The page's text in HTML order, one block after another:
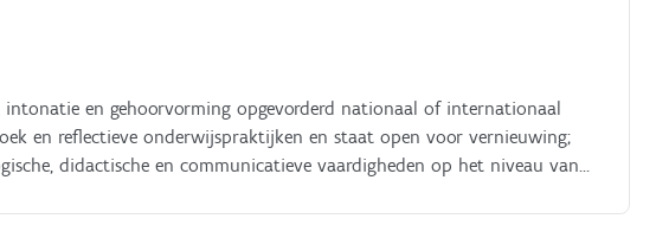
en gehoorvorming opgevorderd nationaal of internationaal
en reflectieve onderwijspraktijken en staat open voor vernieuwing;
didactische en communicatieve vaardigheden op het niveau van
Geheel volgens onze humanistische missie streven we naar individuele